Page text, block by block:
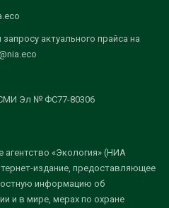
актуального прайса на
СМИ Эл № ФС77-80306
«Экология» (НИА
издание, предоставляющее
информацию об
и в мире, мерах по охране